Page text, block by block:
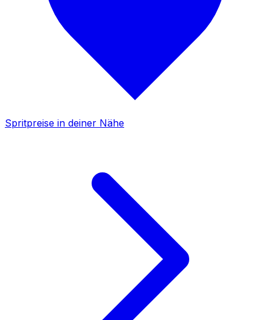
Spritpreise in deiner Nähe